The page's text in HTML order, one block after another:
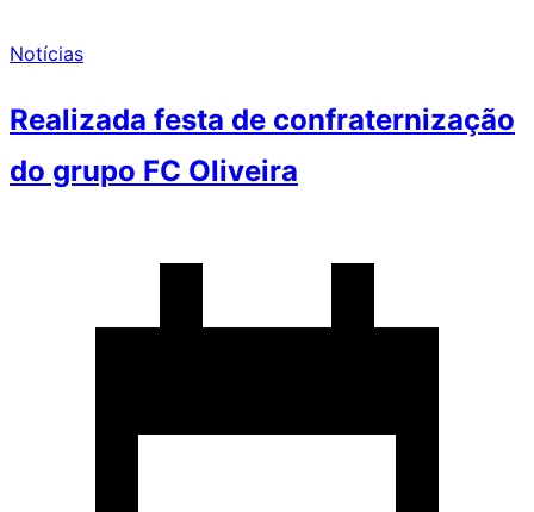
Notícias
Realizada festa de confraternização
do grupo FC Oliveira